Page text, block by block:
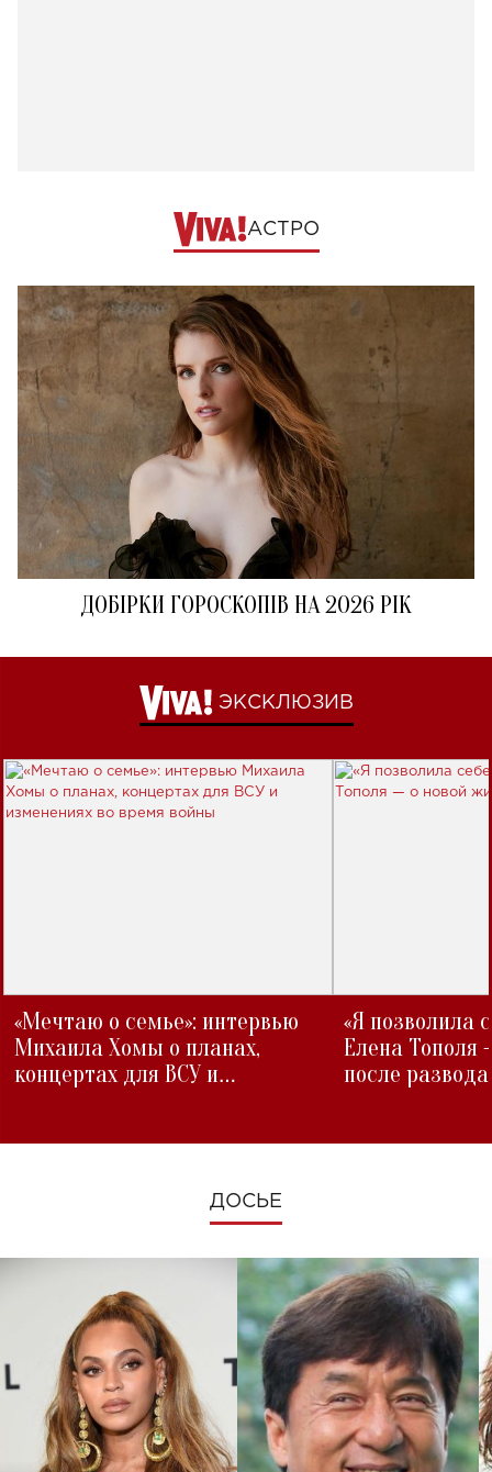
АСТРО
ДОБІРКИ ГОРОСКОПІВ НА 2026 РІК
ЭКСКЛЮЗИВ
«Мечтаю о семье»: интервью
Михаила Хомы о планах,
концертах для ВСУ и
«Я позволила
Елена Тополя
после развода
ДОСЬЕ